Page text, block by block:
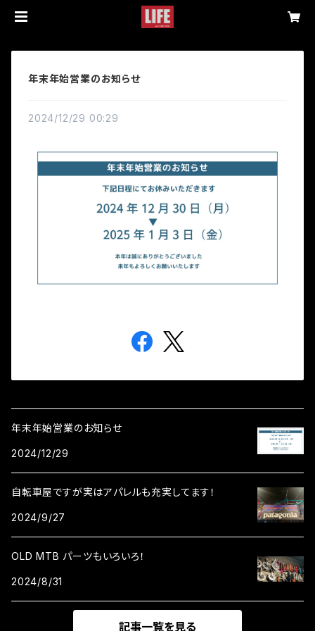
年末年始営業のお知らせ
2024/12/29 00:29
年末年始営業のお知らせ
2024/12/29
自転車屋ですが実はアパレルも充実してます！
2024/9/27
OLD MTB パーツもいろいろ！
2024/8/31
記事一覧を見る